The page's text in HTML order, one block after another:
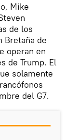
Mike
de los
Bretaña de
operan en
de Trump. El
solamente
del G7.